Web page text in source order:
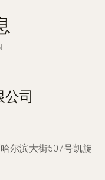
司
尔滨大街507号凯旋